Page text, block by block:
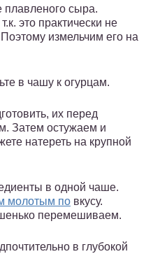
плавленого сыра.
это практически не
измельчим его на
в чашу к огурцам.
их перед
Затем остужаем и
натереть на крупной
в одной чаше.
молотым по вкусу.
перемешиваем.
в глубокой